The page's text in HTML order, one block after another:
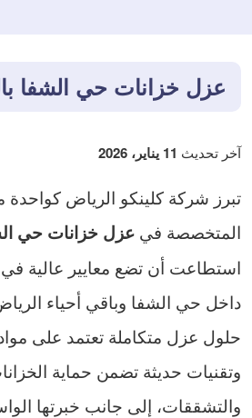
عزل خزانات حي الشفا
آخر تحديث 11 يناير، 2026
تبرز شركة كلينكو الرياض
المتخصصة في عزل خزانات حي
استطاعت أن تضع معايير عالية
داخل حي الشفا وباقي أحياء
حلول عزل متكاملة تعتمد على
وتقنيات حديثة تضمن حماية
والتشققات، إلى جانب خبرتها